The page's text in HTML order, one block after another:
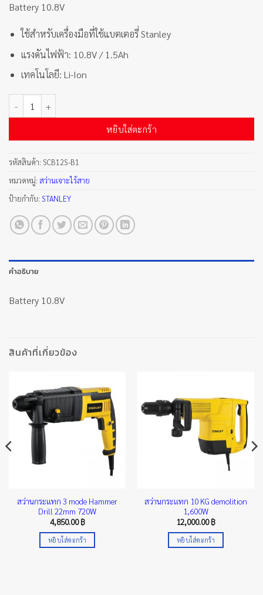
Battery 10.8V
ใช้สำหรับเครื่องมือที่ใช้แบตเตอรี่ Stanley
แรงดันไฟฟ้า: 10.8V / 1.5Ah
เทคโนโลยี: Li-Ion
หยิบใส่ตะกร้า
รหัสสินค้า: SCB12S-B1
หมวดหมู่: สว่านเจาะไร้สาย
ป้ายกำกับ: STANLEY
คำอธิบาย
Battery 10.8V
สินค้าที่เกี่ยวข้อง
สว่านกระแทก 3 mode Hammer
Drill 22mm 720W
4,850.00฿
หยิบใส่ตะกร้า
สว่านกระแทก 10 KG demolition
1,600W
12,000.00฿
หยิบใส่ตะกร้า